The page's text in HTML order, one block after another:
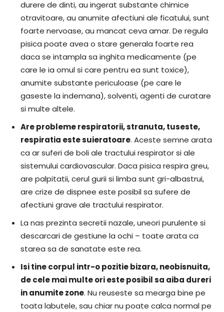
durere de dinti, au ingerat substante chimice
otravitoare, au anumite afectiuni ale ficatului, sunt
foarte nervoase, au mancat ceva amar. De regula
pisica poate avea o stare generala foarte rea
daca se intampla sa inghita medicamente (pe
care le ia omul si care pentru ea sunt toxice),
anumite substante periculoase (pe care le
gaseste la indemana), solventi, agenti de curatare
si multe altele.
Are probleme respiratorii, stranuta, tuseste,
respiratia este suieratoare. Aceste semne arata
ca ar suferi de boli ale tractului respirator si ale
sistemului cardiovascular. Daca pisica respira greu,
are palpitatii, cerul gurii si limba sunt gri-albastrui,
are crize de dispnee este posibil sa sufere de
afectiuni grave ale tractului respirator.
La nas prezinta secretii nazale, uneori purulente si
descarcari de gestiune la ochi – toate arata ca
starea sa de sanatate este rea.
Isi tine corpul intr-o pozitie bizara, neobisnuita,
de cele mai multe ori este posibil sa aiba dureri
in anumite zone. Nu reuseste sa mearga bine pe
toata labutele, sau chiar nu poate calca normal pe